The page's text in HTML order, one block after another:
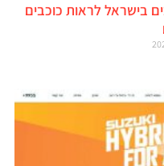
בישראל לראות כוכבים